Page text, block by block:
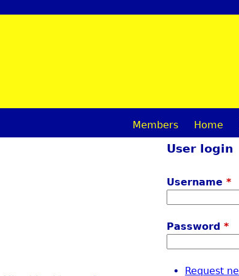
M
Members Home
User login
Username*
Password*
Request